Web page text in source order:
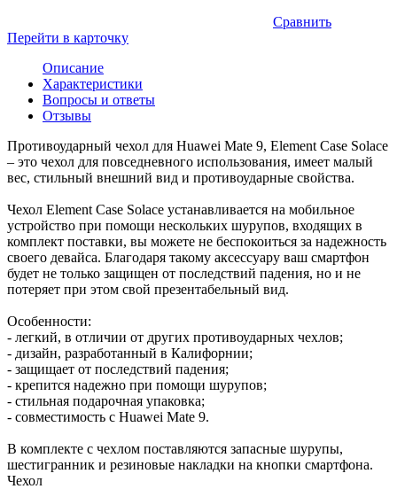
Сравнить
Перейти в карточку
Описание
Характеристики
Вопросы и ответы
Отзывы
Противоударный чехол для Huawei Mate 9, Element Case Solace
– это чехол для повседневного использования, имеет малый
вес, стильный внешний вид и противоударные свойства.
Чехол Element Case Solace устанавливается на мобильное
устройство при помощи нескольких шурупов, входящих в
комплект поставки, вы можете не беспокоиться за надежность
своего девайса. Благодаря такому аксессуару ваш смартфон
будет не только защищен от последствий падения, но и не
потеряет при этом свой презентабельный вид.
Особенности:
- легкий, в отличии от других противоударных чехлов;
- дизайн, разработанный в Калифорнии;
- защищает от последствий падения;
- крепится надежно при помощи шурупов;
- стильная подарочная упаковка;
- совместимость с Huawei Mate 9.
В комплекте с чехлом поставляются запасные шурупы,
шестигранник и резиновые накладки на кнопки смартфона.
Чехол